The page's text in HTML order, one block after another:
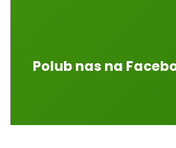
Polub nas na